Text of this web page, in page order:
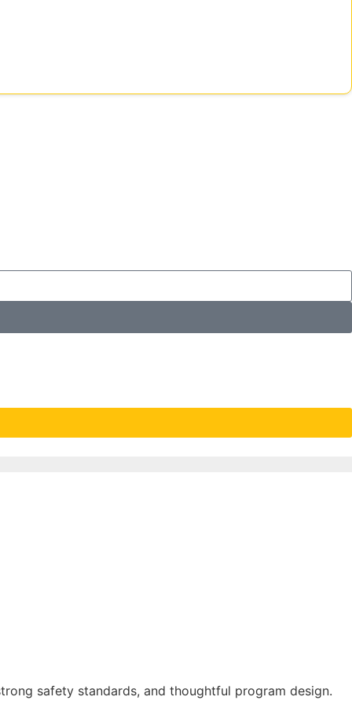
safety standards, and thoughtful program design.